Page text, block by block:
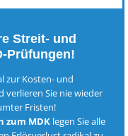
Streit- und
Prüfungen!
zur Kosten- und
verlieren Sie nie wieder
Fristen!
zum MDKlegen Sie alle